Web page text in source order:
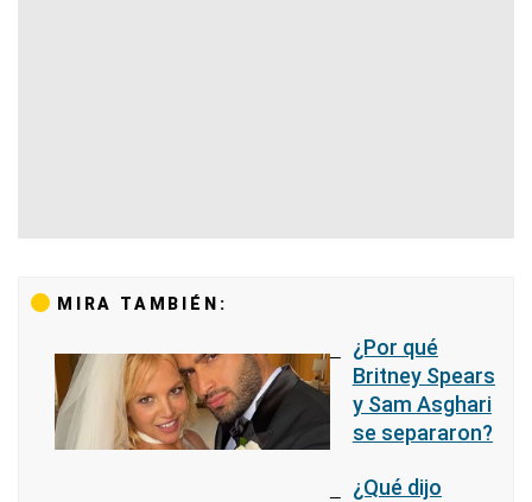
MIRA TAMBIÉN:
¿Por qué
Britney Spears
y Sam Asghari
se separaron?
¿Qué dijo